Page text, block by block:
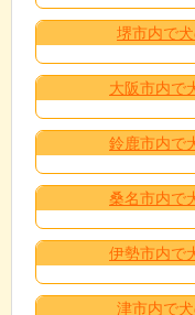
堺市内で
大阪市内で
鈴鹿市内で
桑名市内で
伊勢市内で
津市内で